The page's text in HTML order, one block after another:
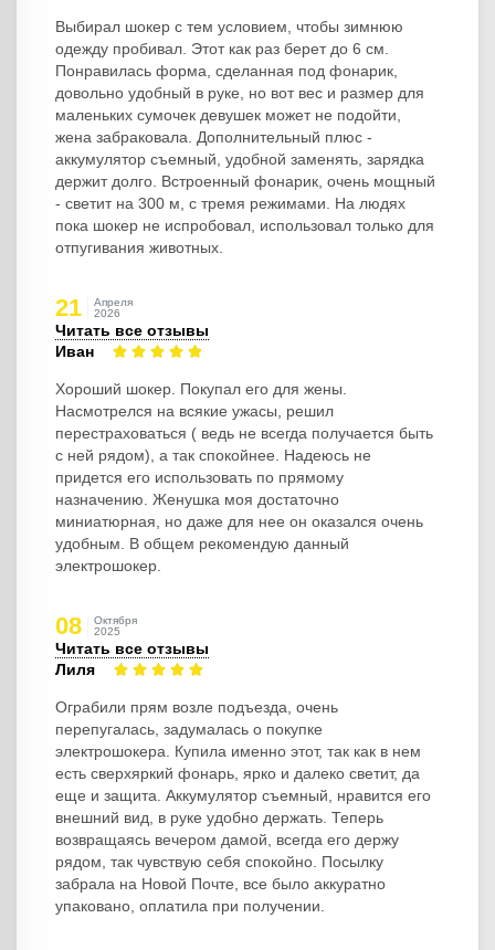
Выбирал шокер с тем условием, чтобы зимнюю
одежду пробивал. Этот как раз берет до 6 см.
Понравилась форма, сделанная под фонарик,
довольно удобный в руке, но вот вес и размер для
маленьких сумочек девушек может не подойти,
жена забраковала. Дополнительный плюс -
аккумулятор съемный, удобной заменять, зарядка
держит долго. Встроенный фонарик, очень мощный
- светит на 300 м, с тремя режимами. На людях
пока шокер не испробовал, использовал только для
отпугивания животных.
21
Апреля
2026
Читать все отзывы
Иван
Хороший шокер. Покупал его для жены.
Насмотрелся на всякие ужасы, решил
перестраховаться ( ведь не всегда получается быть
с ней рядом), а так спокойнее. Надеюсь не
придется его использовать по прямому
назначению. Женушка моя достаточно
миниатюрная, но даже для нее он оказался очень
удобным. В общем рекомендую данный
электрошокер.
08
Октября
2025
Читать все отзывы
Лиля
Ограбили прям возле подъезда, очень
перепугалась, задумалась о покупке
электрошокера. Купила именно этот, так как в нем
есть сверхяркий фонарь, ярко и далеко светит, да
еще и защита. Аккумулятор съемный, нравится его
внешний вид, в руке удобно держать. Теперь
возвращаясь вечером дамой, всегда его держу
рядом, так чувствую себя спокойно. Посылку
забрала на Новой Почте, все было аккуратно
упаковано, оплатила при получении.